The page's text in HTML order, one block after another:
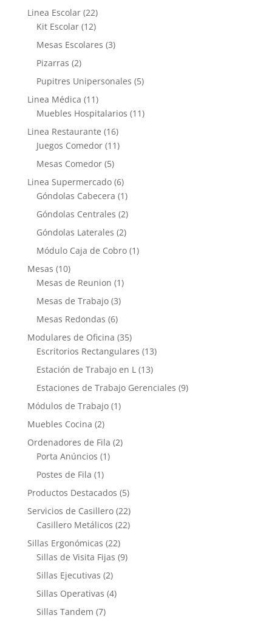
Linea Escolar (22)
Kit Escolar (12)
Mesas Escolares (3)
Pizarras (2)
Pupitres Unipersonales (5)
Linea Médica (11)
Muebles Hospitalarios (11)
Linea Restaurante (16)
Juegos Comedor (11)
Mesas Comedor (5)
Linea Supermercado (6)
Góndolas Cabecera (1)
Góndolas Centrales (2)
Góndolas Laterales (2)
Módulo Caja de Cobro (1)
Mesas (10)
Mesas de Reunion (1)
Mesas de Trabajo (3)
Mesas Redondas (6)
Modulares de Oficina (35)
Escritorios Rectangulares (13)
Estación de Trabajo en L (13)
Estaciones de Trabajo Gerenciales (9)
Módulos de Trabajo (1)
Muebles Cocina (2)
Ordenadores de Fila (2)
Porta Anúncios (1)
Postes de Fila (1)
Productos Destacados (5)
Servicios de Casillero (22)
Casillero Metálicos (22)
Sillas Ergonómicas (22)
Sillas de Visita Fijas (9)
Sillas Ejecutivas (2)
Sillas Operativas (4)
Sillas Tandem (7)